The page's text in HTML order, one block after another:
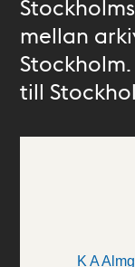
mellan
till
K A